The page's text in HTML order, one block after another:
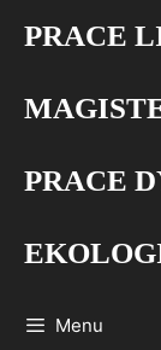
PRACE
PRACE
Menu